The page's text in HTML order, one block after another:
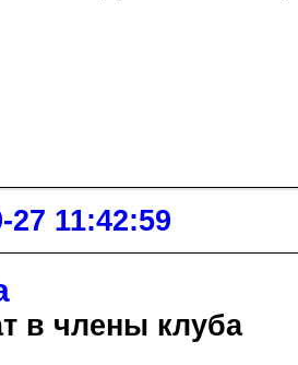
27 11:42:59
в члены клуба